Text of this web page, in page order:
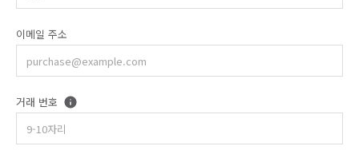
이메일 주소
거래 번호